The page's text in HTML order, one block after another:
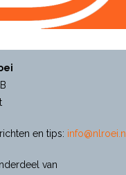
en tips: info@nlroei.nl
van